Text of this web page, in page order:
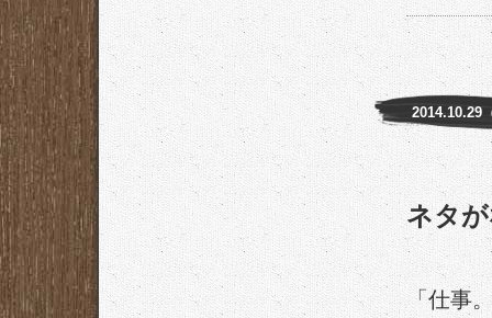
2014.10.29
ネタ
「仕事